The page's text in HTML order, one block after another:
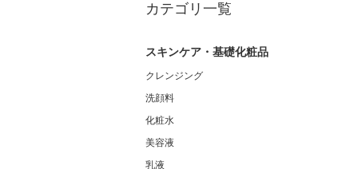
カテゴリ一覧
スキンケア・基礎化粧品
クレンジング
洗顔料
化粧水
美容液
乳液